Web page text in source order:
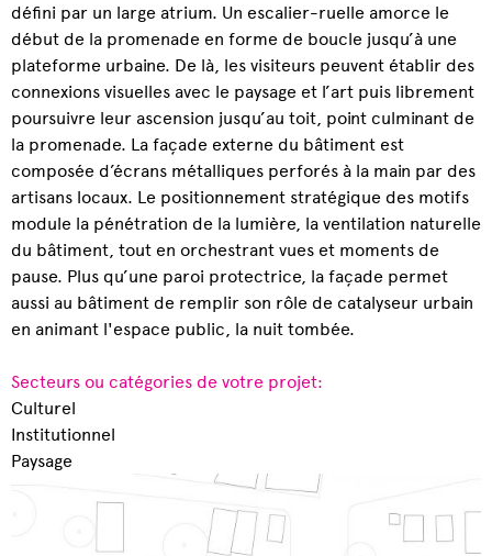
défini par un large atrium. Un escalier-ruelle amorce le
début de la promenade en forme de boucle jusqu’à une
plateforme urbaine. De là, les visiteurs peuvent établir des
connexions visuelles avec le paysage et l’art puis librement
poursuivre leur ascension jusqu’au toit, point culminant de
la promenade. La façade externe du bâtiment est
composée d’écrans métalliques perforés à la main par des
artisans locaux. Le positionnement stratégique des motifs
module la pénétration de la lumière, la ventilation naturelle
du bâtiment, tout en orchestrant vues et moments de
pause. Plus qu’une paroi protectrice, la façade permet
aussi au bâtiment de remplir son rôle de catalyseur urbain
en animant l'espace public, la nuit tombée.
Secteurs ou catégories de votre projet:
Culturel
Institutionnel
Paysage